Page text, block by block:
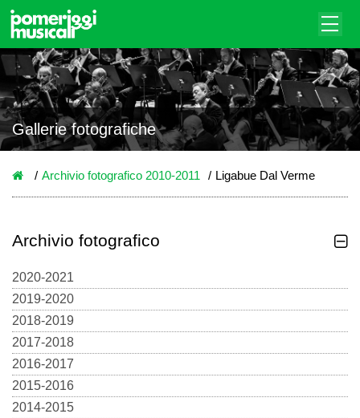
Gallerie fotografiche
Archivio fotografico 2010-2011 Ligabue Dal Verme
Archivio fotografico
2020-2021
2019-2020
2018-2019
2017-2018
2016-2017
2015-2016
2014-2015